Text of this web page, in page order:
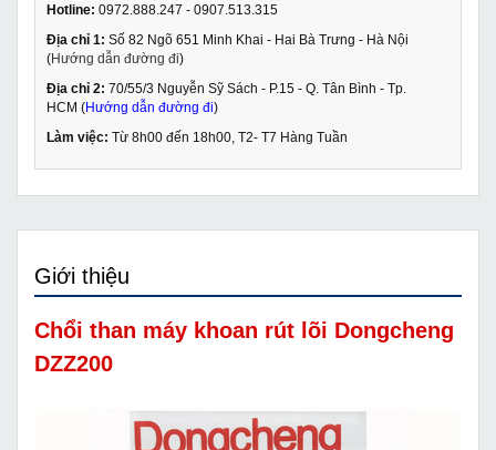
Hotline: 0972.888.247 - 0907.513.315
Địa chỉ 1: Số 82 Ngõ 651 Minh Khai - Hai Bà Trưng - Hà Nội
(Hướng dẫn đường đi)
Địa chỉ 2: 70/55/3 Nguyễn Sỹ Sách - P.15 - Q. Tân Bình - Tp.
HCM (Hướng dẫn đường đi)
Làm việc: Từ 8h00 đến 18h00, T2- T7 Hàng Tuần
Giới thiệu
Chổi than máy khoan rút lõi Dongcheng
DZZ200